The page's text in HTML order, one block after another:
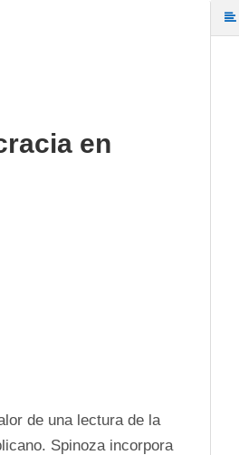
en
de una lectura de la
Spinoza incorpora